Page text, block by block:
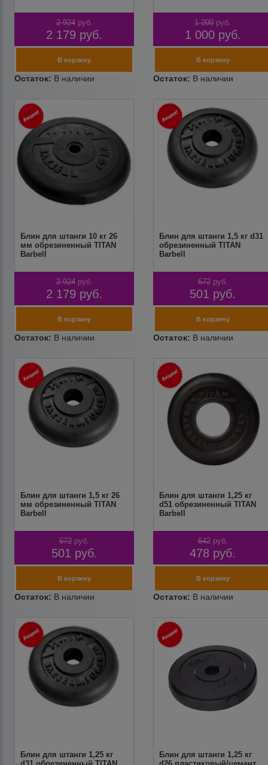
2 924 руб.
2 179 руб.
1 200 руб.
1 000 руб.
Блин для штанги 10 кг 26
мм обрезиненный TITAN
Barbell
2 924 руб.
2 179 руб.
Блин для штанги 1,5 кг d31
обрезиненный TITAN
Barbell
672 руб.
501 руб.
Блин для штанги 1,5 кг 26
мм обрезиненный TITAN
Barbell
672 руб.
501 руб.
Блин для штанги 1,25 кг
d51 обрезиненный TITAN
Barbell
642 руб.
478 руб.
Блин для штанги 1,25 кг
Блин для штанги 1,25 кг